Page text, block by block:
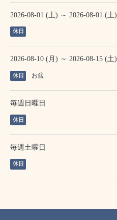
2026-08-01 (土) ～ 2026-08-01 (土)
休日
2026-08-10 (月) ～ 2026-08-15 (土)
休日 お盆
毎週日曜日
休日
毎週土曜日
休日